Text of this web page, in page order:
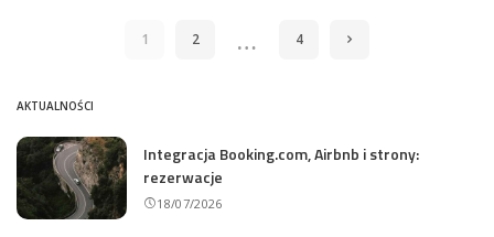
1 2 … 4
AKTUALNOŚCI
Integracja Booking.com, Airbnb i strony:
rezerwacje
18/07/2026